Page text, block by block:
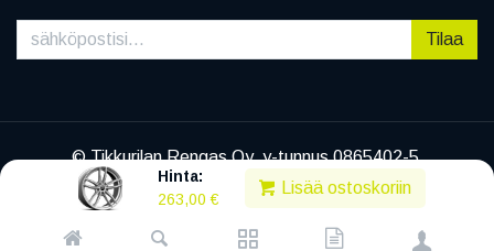
Hinta:
263,00 €
Lisää ostoskoriin
Tilaa
© Tikkurilan Rengas Oy, y-tunnus 0865402-5
|Tietosuojaseloste
Powered byLegenda EC